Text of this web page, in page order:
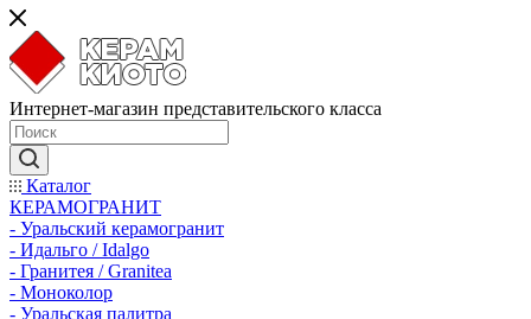
Интернет-магазин представительского класса
Каталог
КЕРАМОГРАНИТ
- Уральский керамогранит
- Идальго / Idalgo
- Гранитея / Granitea
- Моноколор
- Уральская палитра